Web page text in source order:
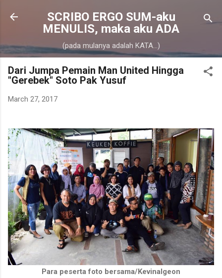
Skip to main content
SCRIBO ERGO SUM-aku
MENULIS, maka aku ADA
(pada mulanya adalah KATA...)
Dari Jumpa Pemain Man United Hingga
"Gerebek" Soto Pak Yusuf
March 27, 2017
Para peserta foto bersama/Kevinalgeon